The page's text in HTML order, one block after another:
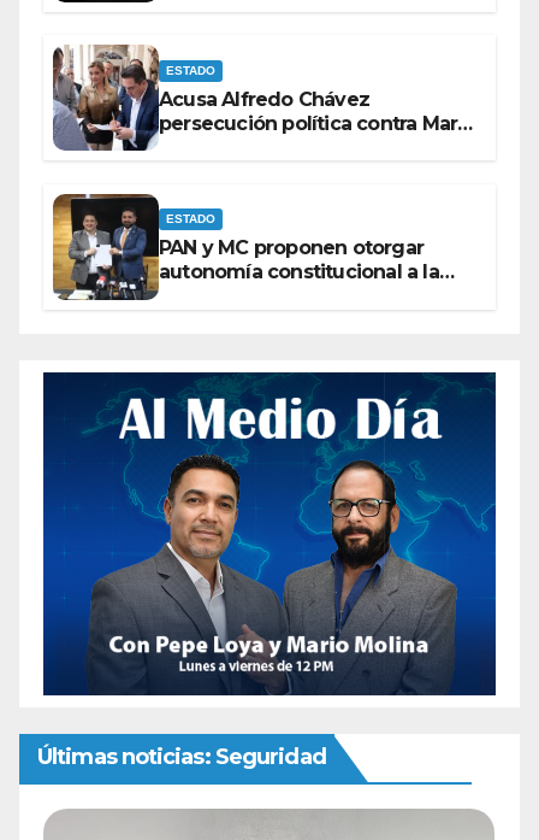
ESTADO
Acusa Alfredo Chávez
persecución política contra Maru
ESTADO
PAN y MC proponen otorgar
autonomía constitucional a la
Últimas noticias: Seguridad